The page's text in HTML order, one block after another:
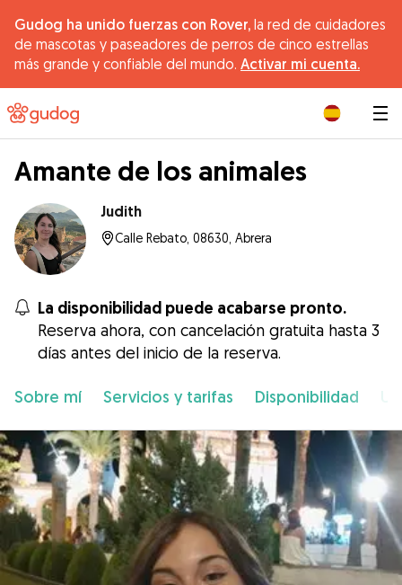
Gudog ha unido fuerzas con Rover, la red de cuidadores
de mascotas y paseadores de perros de cinco estrellas
más grande y confiable del mundo. Activar mi cuenta.
Amante de los animales
Judith
Calle Rebato, 08630, Abrera
La disponibilidad puede acabarse pronto.
Reserva ahora, con cancelación gratuita hasta 3
días antes del inicio de la reserva.
Sobre mí Servicios y tarifas Disponibilidad